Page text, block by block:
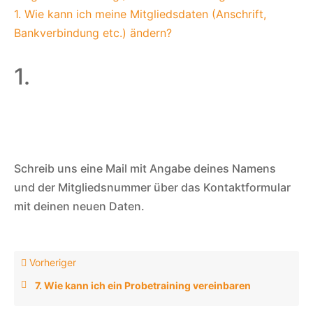
1. Wie kann ich meine Mitgliedsdaten (Anschrift,
Bankverbindung etc.) ändern?
1.
Schreib uns eine Mail mit Angabe deines Namens
und der Mitgliedsnummer über das Kontaktformular
mit deinen neuen Daten.
Vorheriger
7. Wie kann ich ein Probetraining vereinbaren